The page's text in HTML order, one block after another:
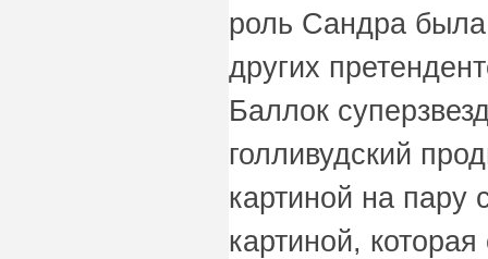
роль Сандра
других
Баллок
голливудский
картиной на
картиной,